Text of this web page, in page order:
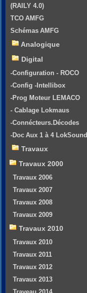
(RAILY 4.0)
TCO AMFG
Schémas AMFG
Analogique
Digital
-Configuration - ROCO
-Config -Intellibox
-Prog Moteur LEMACO
- Cablage Lokmaus
-Connécteurs.Décodes
-Doc Aux 1 à 4 LokSound
Travaux
Travaux 2000
Travaux 2006
Travaux 2007
Travaux 2008
Travaux 2009
Travaux 2010
Travaux 2010
Travaux 2011
Travaux 2012
Travaux 2013